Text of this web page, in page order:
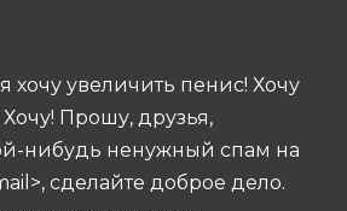
хочу увеличить пенис! Хочу
Прошу, друзья,
нибудь ненужный спам на
сделайте доброе дело.